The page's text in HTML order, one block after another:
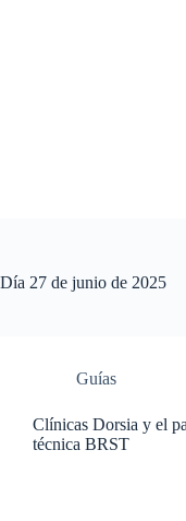
Día 27 de junio de 2025
Guías
Clínicas Dorsia y el
técnica BRST